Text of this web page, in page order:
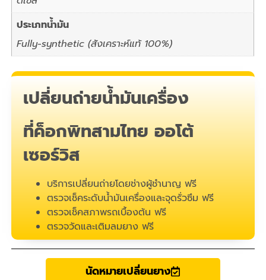
ประเภทน้ำมัน
Fully-synthetic (สังเคราะห์แท้ 100%)
เปลี่ยนถ่ายน้ำมันเครื่อง
ที่ค็อกพิทสามไทย ออโต้
เซอร์วิส
บริการเปลี่ยนถ่ายโดยช่างผู้ชำนาญ ฟรี
ตรวจเช็คระดับน้ำมันเครื่องและจุดรั่วซึม ฟรี
ตรวจเช็คสภาพรถเบื้องต้น ฟรี
ตรวจวัดและเติมลมยาง ฟรี
นัดหมายเปลี่ยนยาง